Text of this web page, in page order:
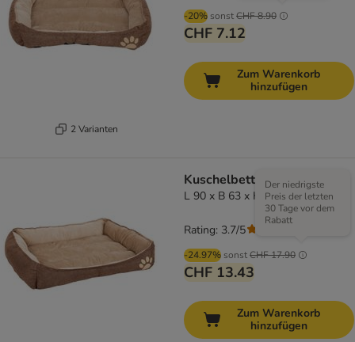
2 Varianten
-20% sonstCHF 8.90
CHF 7.12
Zum Warenkorb
hinzufügen
Kuschelbett Basic
L 90 x B 63 x H 18 cm
-24.97% sonstCHF 17.90
Der niedrigste
Preis der letzten
30 Tage vor dem
Rabatt
CHF 13.43
Rating: 3.7/5
Zum Warenkorb
hinzufügen